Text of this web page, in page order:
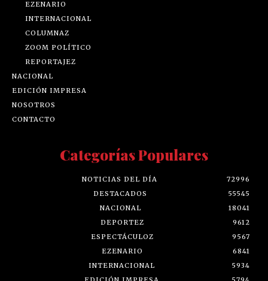
EZENARIO
INTERNACIONAL
COLUMNAZ
ZOOM POLÍTICO
REPORTAJEZ
NACIONAL
EDICIÓN IMPRESA
NOSOTROS
CONTACTO
Categorías Populares
NOTICIAS DEL DÍA
72996
DESTACADOS
55545
NACIONAL
18041
DEPORTEZ
9612
ESPECTÁCULOZ
9567
EZENARIO
6841
INTERNACIONAL
5934